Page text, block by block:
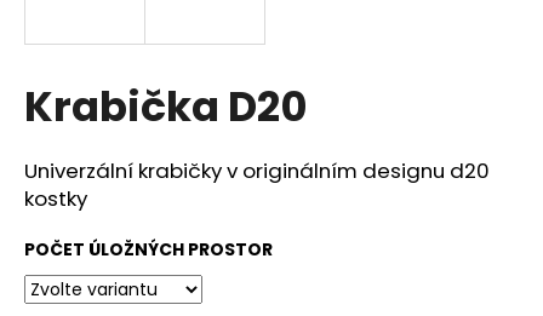
Krabička D20
Univerzální krabičky v originálním designu d20
kostky
POČET ÚLOŽNÝCH PROSTOR
í
t
?